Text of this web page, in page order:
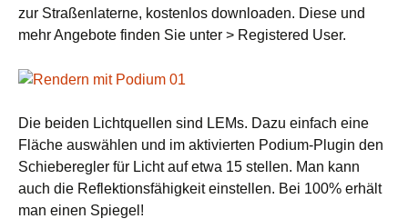
zur Straßenlaterne, kostenlos downloaden. Diese und
mehr Angebote finden Sie unter > Registered User.
Die beiden Lichtquellen sind LEMs. Dazu einfach eine
Fläche auswählen und im aktivierten Podium-Plugin den
Schieberegler für Licht auf etwa 15 stellen. Man kann
auch die Reflektionsfähigkeit einstellen. Bei 100% erhält
man einen Spiegel!